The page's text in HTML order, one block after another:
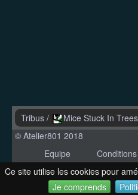
Ce site utilise les cookies pour
Je comprends
Tribus /
Mice Stuck In Trees
© Atelier801 2018
Equipe
Politique de